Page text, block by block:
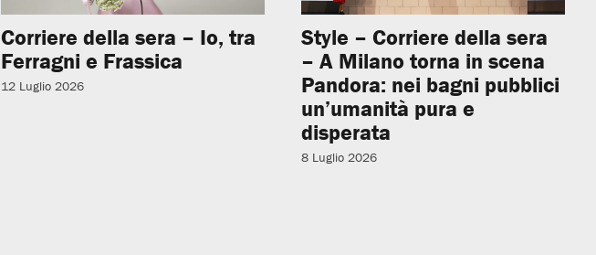
Corriere della sera – Io, tra
Ferragni e Frassica
12 Luglio 2026
Style – Corriere della sera
– A Milano torna in scena
Pandora: nei bagni pubblici
un’umanità pura e
disperata
8 Luglio 2026